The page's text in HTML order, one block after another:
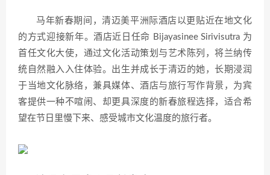
马年新春期间，清迈美平洲际酒店以更贴近在地文化
的方式迎接新年。酒店近日任命 Bijayasinee Sirivisutra 为
首任文化大使，通过文化活动策划与艺术陈列，将兰纳传
统自然融入入住体验。出生并成长于清迈的她，长期浸润
于当地文化脉络，兼具媒体、酒店与旅行写作背景，为宾
客提供一种不喧闹、却更具深度的新春旅程选择，适合希
望在节日里慢下来、感受城市文化温度的旅行者。